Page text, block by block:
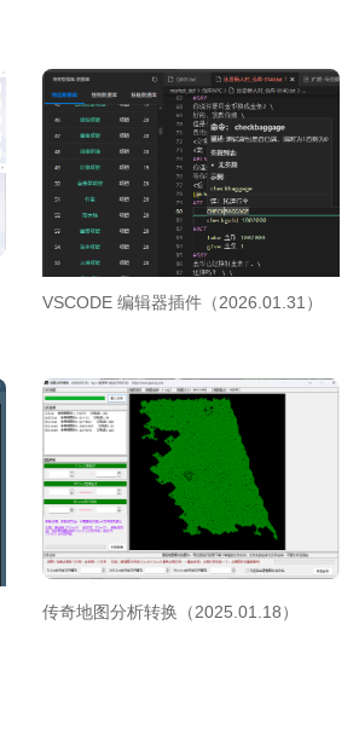
VSCODE 编辑器插件（2026.01.31）
传奇地图分析转换（2025.01.18）